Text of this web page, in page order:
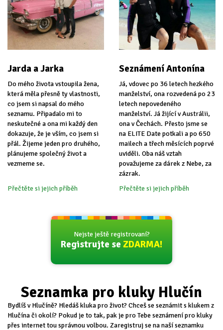
Jarda a Jarka
Do mého života vstoupila žena,
která měla přesně ty vlastnosti,
co jsem si napsal do mého
seznamu. Připadalo mi to
neskutečné a ona mi každý den
dokazuje, že je vším, co jsem si
přál. Žijeme jeden pro druhého,
plánujeme společný život a
vezmeme se.
Přečtěte si jejich příběh
Seznámení Antonína
Já, vdovec po 36 letech hezkého
manželství, ona rozvedená po 23
letech nepovedeného
manželství. Já žijící v Austrálii,
ona v Čechách. Přesto jsme se
na ELITE Date potkali a po 650
mailech a třech měsících poprvé
uviděli. Oba náš vztah
považujeme za dárek z Nebe, za
zázrak.
Přečtěte si jejich příběh
Nejste ještě registrovaní?
Registrujte se ZDARMA!
Seznamka pro kluky Hlučín
Bydlíš v Hlučíně? Hledáš kluka pro život? Chceš se seznámit s klukem z
Hlučína či okolí? Pokud je to tak, pak je pro Tebe seznámení pro kluky
přes internet tou správnou volbou. Zaregistruj se na naší seznamku